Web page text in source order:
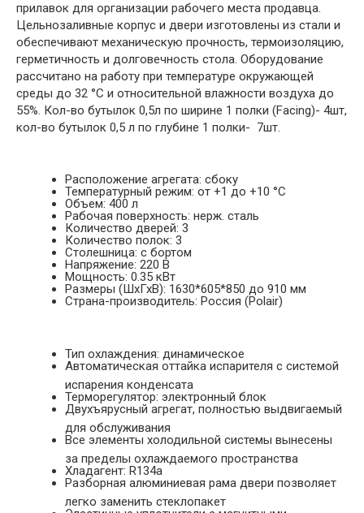
прилавок для организации рабочего места продавца.
Цельнозаливные корпус и двери изготовлены из стали и
обеспечивают механическую прочность, термоизоляцию,
герметичность и долговечность стола. Оборудование
рассчитано на работу при температуре окружающей
среды до 32 °С и относительной влажности воздуха до
55%. Кол-во бутылок 0,5л по ширине 1 полки (Facing)- 4шт,
кол-во бутылок 0,5 л по глубине 1 полки- 7шт.
Расположение агрегата: сбоку
Температурный режим: от +1 до +10 °С
Объем: 400 л
Рабочая поверхность: нерж. сталь
Количество дверей: 3
Количество полок: 3
Столешница: с бортом
Напряжение: 220 В
Мощность: 0.35 кВт
Размеры (ШхГхВ): 1630*605*850 до 910 мм
Страна-производитель: Россия (Polair)
Тип охлаждения: динамическое
Автоматическая оттайка испарителя с системой
испарения конденсата
Терморегулятор: электронный блок
Двухъярусный агрегат, полностью выдвигаемый
для обслуживания
Все элементы холодильной системы вынесены
за пределы охлаждаемого пространства
Хладагент: R134a
Разборная алюминиевая рама двери позволяет
легко заменить стеклопакет